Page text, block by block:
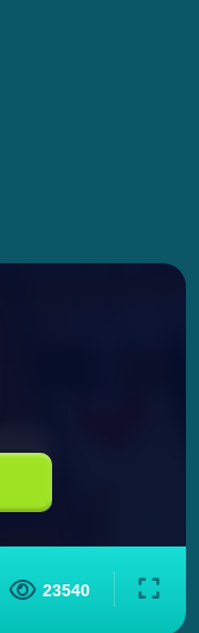
23540